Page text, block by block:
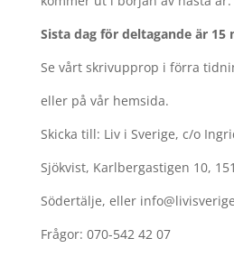
Sista dag för deltagande är 15
Se vårt skrivupprop i förra
eller på vår hemsida.
Skicka till: Liv i Sverige, c/o
Sjökvist, Karlbergastigen 10,
Södertälje, eller
Frågor: 070-542 42 07